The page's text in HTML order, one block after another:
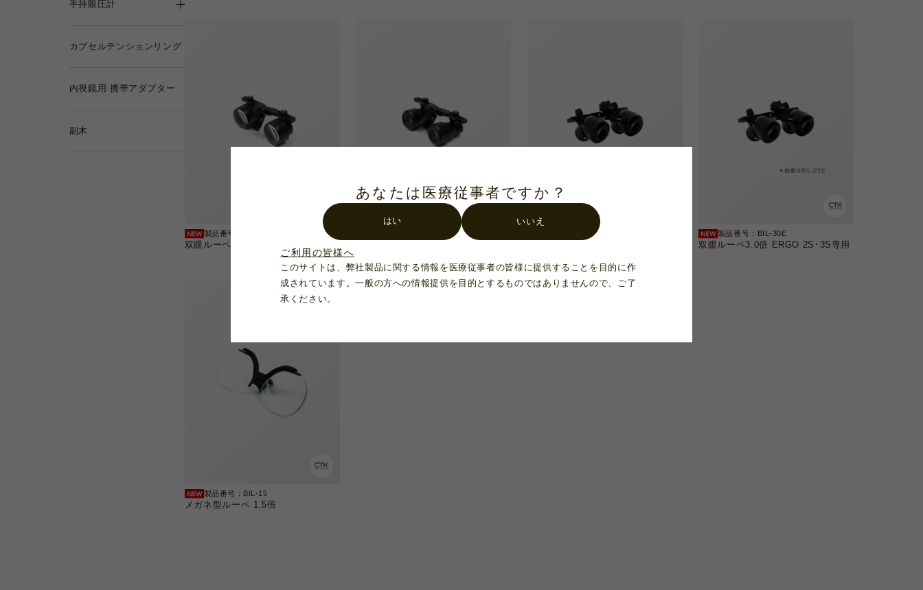
あなたは医療従事者ですか？
はい いいえ
ご利用の皆様へ
このサイトは、弊社製品に関する情報を医療従事者の皆様に提供することを目的に作
成されています。一般の方への情報提供を目的とするものではありませんので、ご了
承ください。
手持眼圧計
カプセルテンションリング
内視鏡用 携帯アダプター
副木
製品番号：BIL-25
双眼ルーペ2.5倍 FLEX
製品番号：BIL-25E 製品番号：BIL-30E
双眼ルーペ3.0倍 ERGO 2S･3S専用
製品番号：BIL-15
メガネ型ルーペ 1.5倍